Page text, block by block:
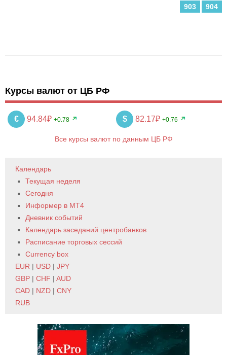
903
904
Курсы валют от ЦБ РФ
€ 94.84₽ +0.78 $ 82.17₽ +0.76
Все курсы валют по данным ЦБ РФ
Календарь
Текущая неделя
Сегодня
Информер в MT4
Дневник событий
Календарь заседаний центробанков
Расписание торговых сессий
Currency box
EUR | USD | JPY
GBP | CHF | AUD
CAD | NZD | CNY
RUB